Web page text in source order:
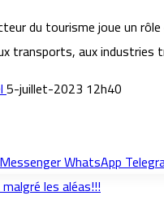
du tourisme joue un
transports, aux
5-juillet-2023 12h40
MessengerWhatsApp
les aléas!!!